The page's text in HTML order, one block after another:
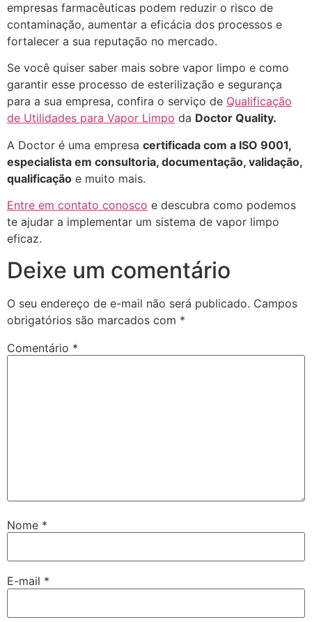
empresas farmacêuticas podem reduzir o risco de
contaminação, aumentar a eficácia dos processos e
fortalecer a sua reputação no mercado.
Se você quiser saber mais sobre vapor limpo e como
garantir esse processo de esterilização e segurança
para a sua empresa, confira o serviço de Qualificação
de Utilidades para Vapor Limpo da Doctor Quality.
A Doctor é uma empresa certificada com a ISO 9001,
especialista em consultoria, documentação, validação,
qualificação e muito mais.
Entre em contato conosco e descubra como podemos
te ajudar a implementar um sistema de vapor limpo
eficaz.
Deixe um comentário
O seu endereço de e-mail não será publicado. Campos
obrigatórios são marcados com *
Comentário *
Nome *
E-mail *